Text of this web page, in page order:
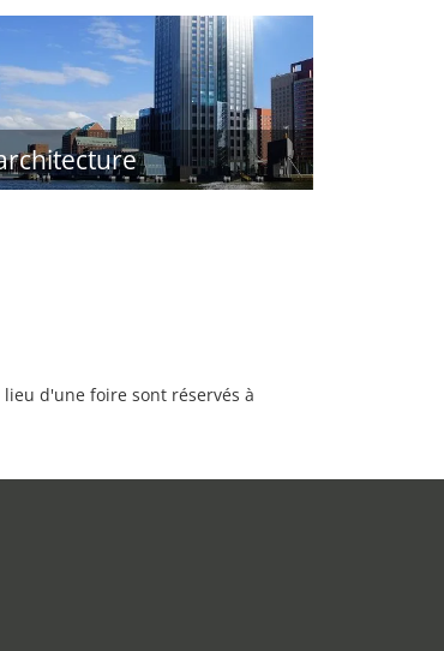
d'une foire sont réservés à